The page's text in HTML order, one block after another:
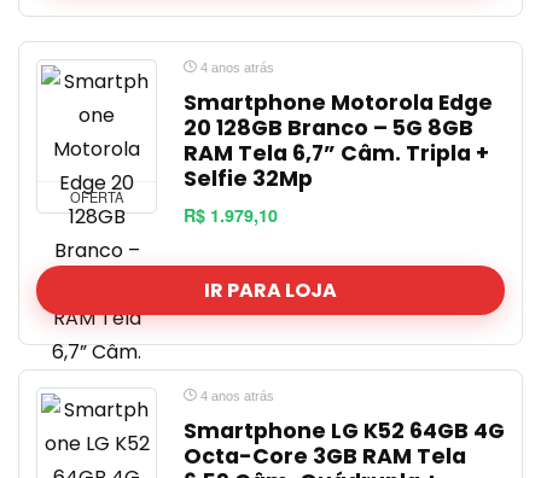
OFERTA
4 anos atrás
Smartphone Motorola Edge
20 128GB Branco – 5G 8GB
RAM Tela 6,7” Câm. Tripla +
Selfie 32Mp
R$ 1.979,10
IR PARA LOJA
4 anos atrás
Smartphone LG K52 64GB 4G
Octa-Core 3GB RAM Tela